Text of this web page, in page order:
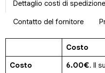
Dettaglio costi di spedizione
Contatto del fornitore
Costo
Costo
6.00€. Il